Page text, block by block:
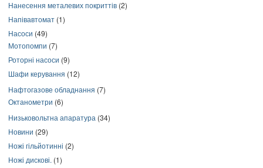
Нанесення металевих покриттів (2)
Напівавтомат (1)
Насоси (49)
Мотопомпи (7)
Роторні насоси (9)
Шафи керування (12)
Нафтогазове обладнання (7)
Октанометри (6)
Низьковольтна апаратура (34)
Новини (29)
Ножі гільйотинні (2)
Ножі дискові. (1)